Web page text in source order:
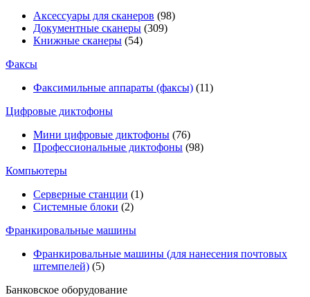
Аксессуары для сканеров (98)
Документные сканеры (309)
Книжные сканеры (54)
Факсы
Факсимильные аппараты (факсы) (11)
Цифровые диктофоны
Мини цифровые диктофоны (76)
Профессиональные диктофоны (98)
Компьютеры
Серверные станции (1)
Системные блоки (2)
Франкировальные машины
Франкировальные машины (для нанесения почтовых
штемпелей) (5)
Банковское оборудование